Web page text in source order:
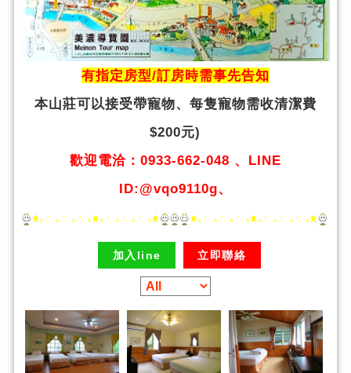
有指定房型/訂房時需事先告知
本山莊可以接受帶寵物、 每隻寵物需收清潔費
$200元)
歡迎電洽：0933-662-048 、LINE
ID:@vqo9110g、
加入line 立即聯絡